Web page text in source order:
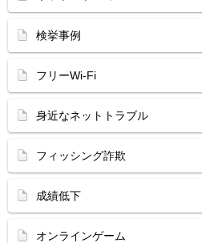
検挙事例
フリーWi-Fi
身近なネットトラブル
フィッシング詐欺
成績低下
オンラインゲーム